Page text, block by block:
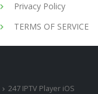
Privacy Policy
TERMS OF SERVICE
247 IPTV Player iOS